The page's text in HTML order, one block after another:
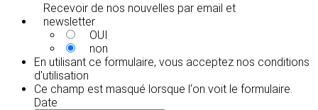
Recevoir de nos nouvelles par email et
newsletter
OUI
non
En utilisant ce formulaire, vous acceptez nos conditions
d'utilisation
Ce champ est masqué lorsque l‘on voit le formulaire.
Date